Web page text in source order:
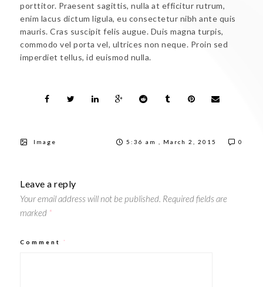
porttitor. Praesent sagittis, nulla at efficitur rutrum,
enim lacus dictum ligula, eu consectetur nibh ante quis
mauris. Cras suscipit felis augue. Duis magna turpis,
commodo vel porta vel, ultrices non neque. Proin sed
imperdiet tellus, id euismod nulla.
Image 5:36 am , March 2, 2015 0
Leave a reply
Your email address will not be published. Required fields are
marked *
Comment *